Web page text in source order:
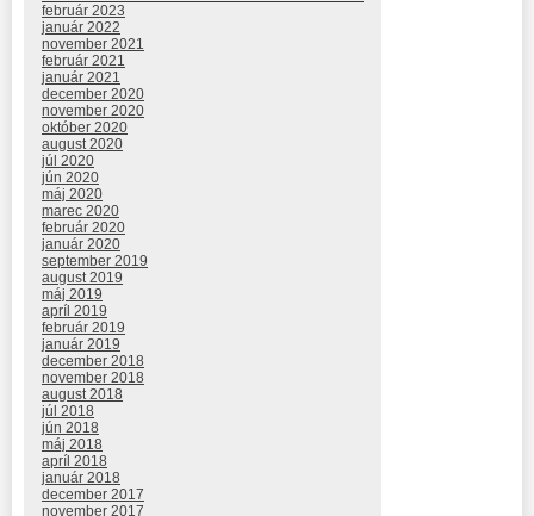
február 2023
január 2022
november 2021
február 2021
január 2021
december 2020
november 2020
október 2020
august 2020
júl 2020
jún 2020
máj 2020
marec 2020
február 2020
január 2020
september 2019
august 2019
máj 2019
apríl 2019
február 2019
január 2019
december 2018
november 2018
august 2018
júl 2018
jún 2018
máj 2018
apríl 2018
január 2018
december 2017
november 2017